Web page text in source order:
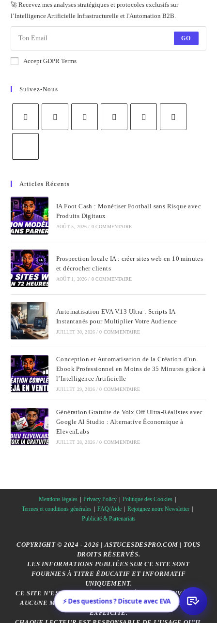
🚀 Recevez mes analyses stratégiques et protocoles exclusifs sur
l’Intelligence Artificielle Infrastructurelle et l'Automation B2B.
GO
Accept GDPR Terms
Suivez-Nous
Articles Récents
IA Foot Cash : Monétiser Football sans Risque avec
Produits Digitaux
AOÛT 5, 2026 / 0 COMMENTAIRE
Prospection locale IA : créer sites web en 10 minutes
et décrocher clients
AOÛT 1, 2026 / 0 COMMENTAIRE
Automatisation EVA V.13 Ultra : Scripts IA
Instantanés pour Multiplier Votre Audience
JUILLET 30, 2026 / 0 COMMENTAIRE
Conception et Automatisation de la Création d’un
Ebook Professionnel en Moins de 35 Minutes grâce à
l’Intelligence Artificielle
JUILLET 29, 2026 / 0 COMMENTAIRE
Génération Gratuite de Voix Off Ultra-Réalistes avec
Google AI Studio : Alternative Économique à
ElevenLabs
JUILLET 28, 2026 / 0 COMMENTAIRE
Mentions légales Privacy Policy
Politique des Cookies
Termes et conditions générales
FAQ/Aide
Rejoignez notre Newsletter
Publicité & Partenariats
COPYRIGHT © 2024 - 2026 | ASTUCESDESPRO.COM | TOUS
DROITS RÉSERVÉS.
LES INFORMATIONS PUBLIÉES SUR CE SITE SONT
FOURNIES À TITRE ÉDUCATIF ET INFORMATIF
UNIQUEMENT.
CE SITE N’EST AFFILIÉ, SPONSORISÉ OU APPROUVÉ PAR
AUCUNE MARQUE CITÉE, SAUF MENTION CONTRAIRE
EXPLICITE.
⚡ Des questions ? Discute avec EVA